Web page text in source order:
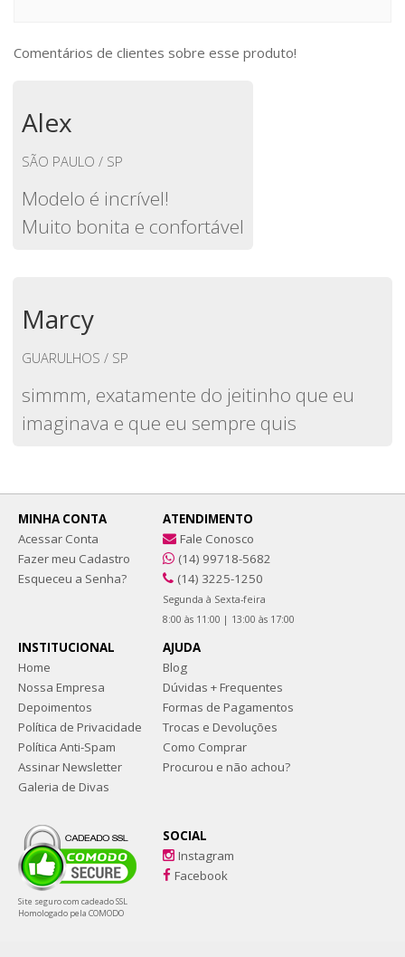
Comentários de clientes sobre esse produto!
Alex
SÃO PAULO / SP
Modelo é incrível!
Muito bonita e confortável
Marcy
GUARULHOS / SP
simmm, exatamente do jeitinho que eu
imaginava e que eu sempre quis
MINHA CONTA
Acessar Conta
Fazer meu Cadastro
Esqueceu a Senha?
ATENDIMENTO
Fale Conosco
(14) 99718-5682
(14) 3225-1250
Segunda à Sexta-feira
8:00 às 11:00 | 13:00 às 17:00
INSTITUCIONAL
Home
Nossa Empresa
Depoimentos
Política de Privacidade
Política Anti-Spam
Assinar Newsletter
Galeria de Divas
AJUDA
Blog
Dúvidas + Frequentes
Formas de Pagamentos
Trocas e Devoluções
Como Comprar
Procurou e não achou?
Site seguro com cadeado SSL
Homologado pela COMODO
SOCIAL
Instagram
Facebook